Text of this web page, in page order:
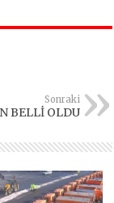
Sonraki
BELLİ OLDU